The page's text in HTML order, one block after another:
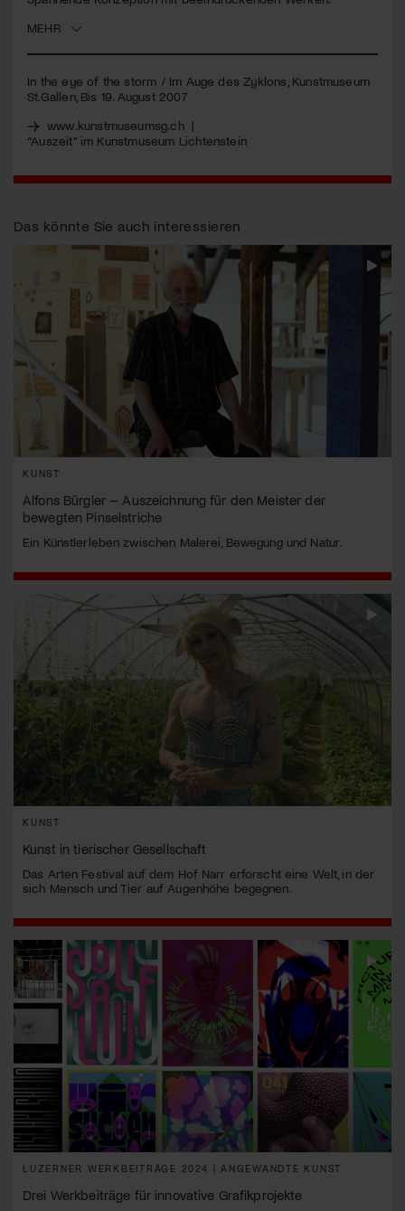
MEHR
In the eye of the storm / Im Auge des Zyklons, Kunstmuseum
St.Gallen, Bis 19. August 2007
www.kunstmuseumsg.ch|
“Auszeit” im Kunstmuseum Lichtenstein
Das könnte Sie auch interessieren
KUNST
Alfons Bürgler – Auszeichnung für den Meister der
bewegten Pinselstriche
Ein Künstlerleben zwischen Malerei, Bewegung und Natur.
KUNST
Kunst in tierischer Gesellschaft
Das Arten Festival auf dem Hof Narr erforscht eine Welt, in der
sich Mensch und Tier auf Augenhöhe begegnen.
LUZERNER WERKBEITRÄGE 2024 | ANGEWANDTE KUNST
Drei Werkbeiträge für innovative Grafikprojekte